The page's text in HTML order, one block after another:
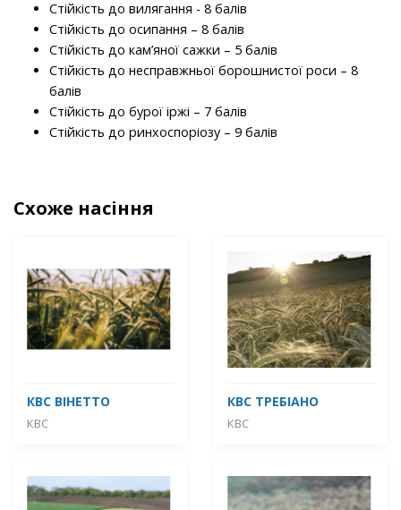
Стійкість до вилягання - 8 балів
Стійкість до осипання – 8 балів
Стійкість до кам’яної сажки – 5 балів
Стійкість до несправжньої борошнистої роси – 8
балів
Стійкість до бурої іржі – 7 балів
Стійкість до ринхоспоріозу – 9 балів
Схоже насіння
КВС ВІНЕТТО
КВС
КВС ТРЕБІАНО
КВС